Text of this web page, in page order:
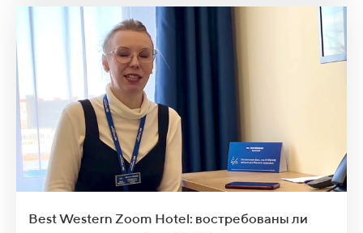
Best Western Zoom Hotel: востребованы ли